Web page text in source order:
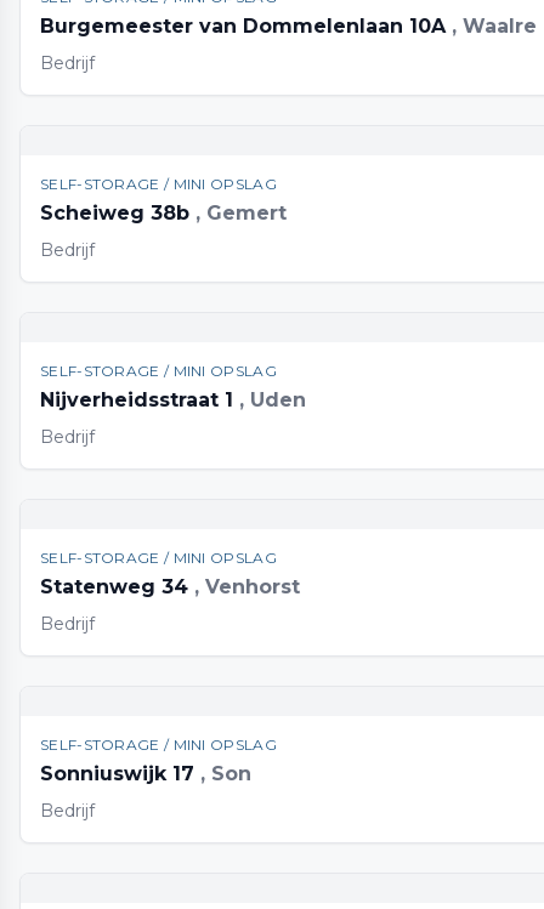
Burgemeester van Dommelenlaan 10A , Waalre
Bedrijf
SELF-STORAGE / MINI OPSLAG
Scheiweg 38b , Gemert
Bedrijf
SELF-STORAGE / MINI OPSLAG
Nijverheidsstraat 1 , Uden
Bedrijf
SELF-STORAGE / MINI OPSLAG
Statenweg 34 , Venhorst
Bedrijf
SELF-STORAGE / MINI OPSLAG
Sonniuswijk 17 , Son
Bedrijf